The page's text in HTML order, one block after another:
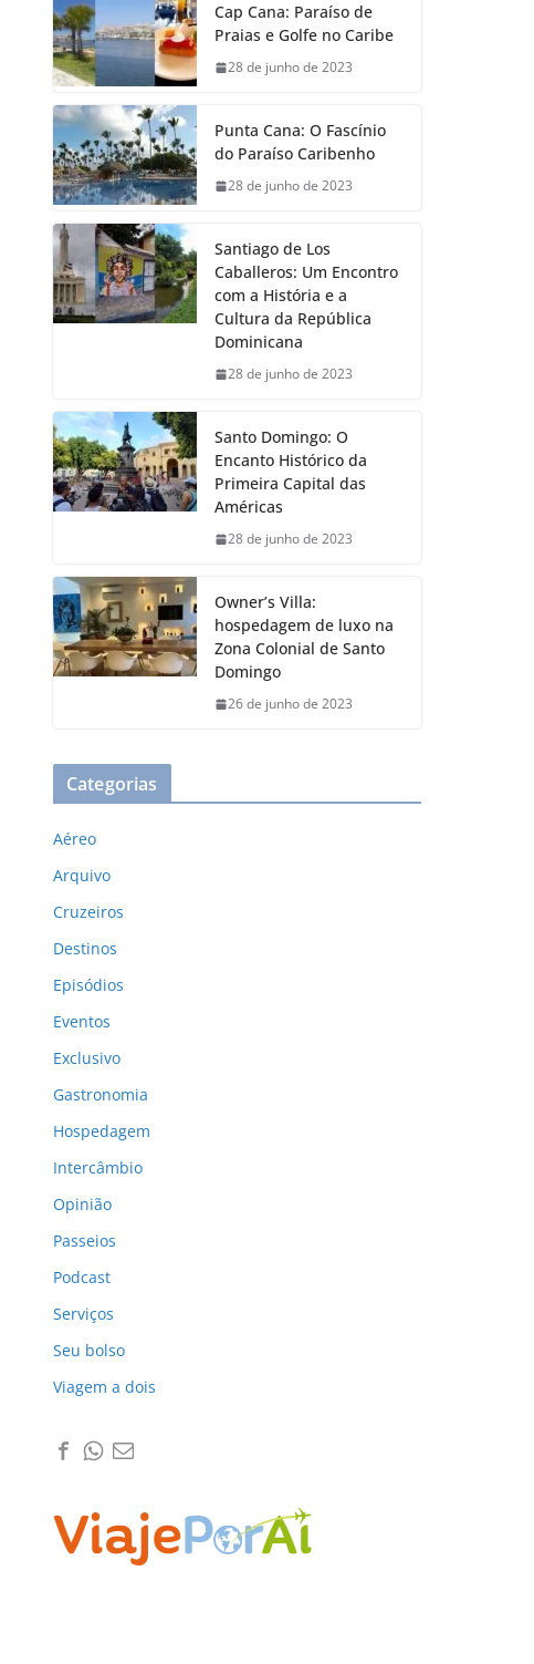
Cap Cana: Paraíso de
Praias e Golfe no Caribe
28 de junho de 2023
Punta Cana: O Fascínio
do Paraíso Caribenho
28 de junho de 2023
Santiago de Los
Caballeros: Um Encontro
com a História e a
Cultura da República
Dominicana
28 de junho de 2023
Santo Domingo: O
Encanto Histórico da
Primeira Capital das
Américas
28 de junho de 2023
Owner’s Villa:
hospedagem de luxo na
Zona Colonial de Santo
Domingo
26 de junho de 2023
Categorias
Aéreo
Arquivo
Cruzeiros
Destinos
Episódios
Eventos
Exclusivo
Gastronomia
Hospedagem
Intercâmbio
Opinião
Passeios
Podcast
Serviços
Seu bolso
Viagem a dois